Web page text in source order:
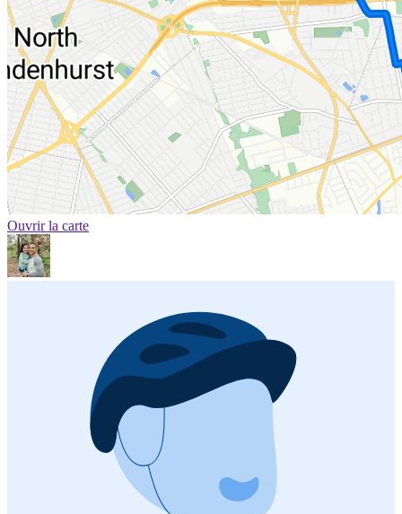
Ouvrir la carte